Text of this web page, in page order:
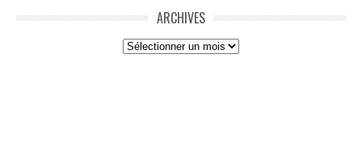
ARCHIVES
Archives